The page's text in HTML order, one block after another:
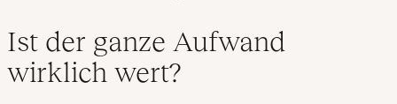
Ist der ganze Aufwand
wirklich wert?